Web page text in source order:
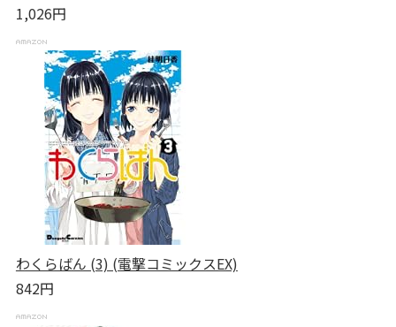
1,026円
わくらばん (3) (電撃コミックスEX)
842円